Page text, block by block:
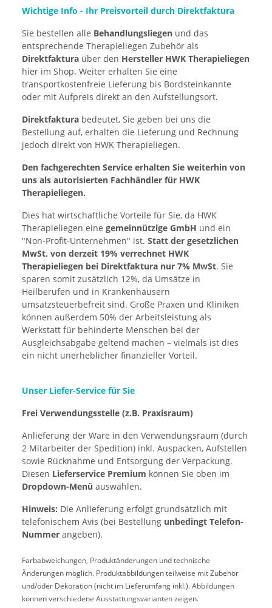
Wichtige Info - Ihr Preisvorteil durch Direktfaktura
Sie bestellen alle Behandlungsliegen und das
entsprechende Therapieliegen Zubehör als
Direktfaktura über den Hersteller HWK Therapieliegen
hier im Shop. Weiter erhalten Sie eine
transportkostenfreie Lieferung bis Bordsteinkannte
oder mit Aufpreis direkt an den Aufstellungsort.
Direktfaktura bedeutet, Sie geben bei uns die
Bestellung auf, erhalten die Lieferung und Rechnung
jedoch direkt von HWK Therapieliegen.
Den fachgerechten Service erhalten Sie weiterhin von
uns als autorisierten Fachhändler für HWK
Therapieliegen.
Dies hat wirtschaftliche Vorteile für Sie, da HWK
Therapieliegen eine gemeinnützige GmbH und ein
"Non-Profit-Unternehmen" ist. Statt der gesetzlichen
MwSt. von derzeit 19% verrechnet HWK
Therapieliegen bei Direktfaktura nur 7% MwSt. Sie
sparen somit zusätzlich 12%, da Umsätze in
Heilberufen und in Krankenhäusern
umsatzsteuerbefreit sind. Große Praxen und Kliniken
können außerdem 50% der Arbeitsleistung als
Werkstatt für behinderte Menschen bei der
Ausgleichsabgabe geltend machen – vielmals ist dies
ein nicht unerheblicher finanzieller Vorteil.
Unser Liefer-Service für Sie
Frei Verwendungsstelle (z.B. Praxisraum)
Anlieferung der Ware in den Verwendungsraum (durch
2 Mitarbeiter der Spedition) inkl. Auspacken, Aufstellen
sowie Rücknahme und Entsorgung der Verpackung.
Diesen Lieferservice Premium können Sie oben im
Dropdown-Menü auswählen.
Hinweis: Die Anlieferung erfolgt grundsätzlich mit
telefonischem Avis (bei Bestellung unbedingt Telefon-
Nummer angeben).
Farbabweichungen, Produktänderungen und technische
Änderungen möglich. Produktabbildungen teilweise mit Zubehör
und/oder Dekoration (nicht im Lieferumfang inkl.). Abbildungen
können verschiedene Ausstattungsvarianten zeigen.